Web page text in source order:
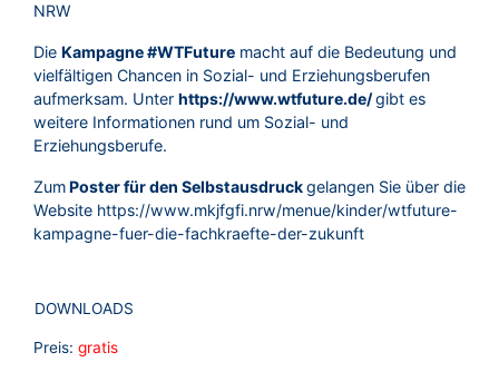
NRW
Die Kampagne #WTFuture macht auf die Bedeutung und
vielfältigen Chancen in Sozial- und Erziehungsberufen
aufmerksam. Unter https://www.wtfuture.de/gibt es
weitere Informationen rund um Sozial- und
Erziehungsberufe.
ZumPoster für den Selbstausdruckgelangen Sie über die
Website https://www.mkjfgfi.nrw/menue/kinder/wtfuture-
kampagne-fuer-die-fachkraefte-der-zukunft
DOWNLOADS
Preis: gratis